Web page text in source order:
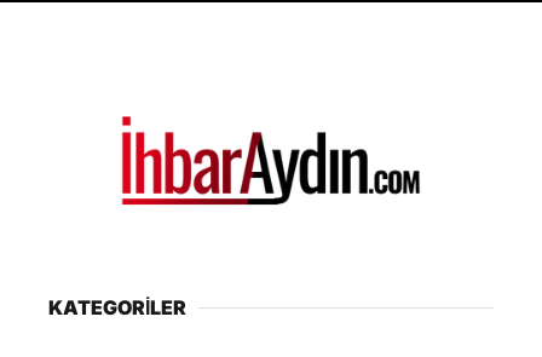
KATEGORİLER